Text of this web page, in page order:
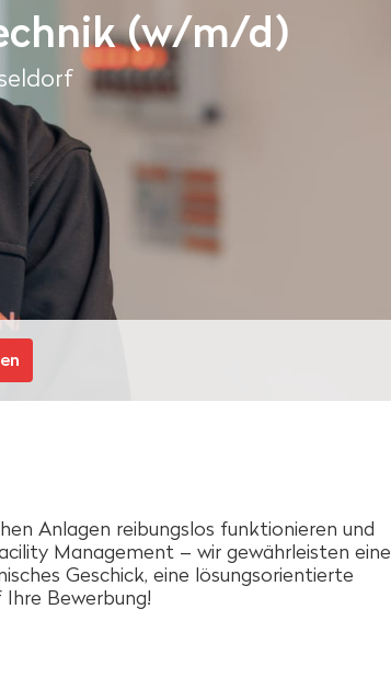
(w/m/d)
Anlagen reibungslos funktionieren und
Management – wir gewährleisten eine
Geschick, eine lösungsorientierte
Bewerbung!